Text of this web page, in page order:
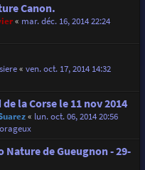
Canon.
« mar. déc. 16, 2014 22:24
« ven. oct. 17, 2014 14:32
la Corse le 11 nov 2014
« lun. oct. 06, 2014 20:56
Nature de Gueugnon - 29-